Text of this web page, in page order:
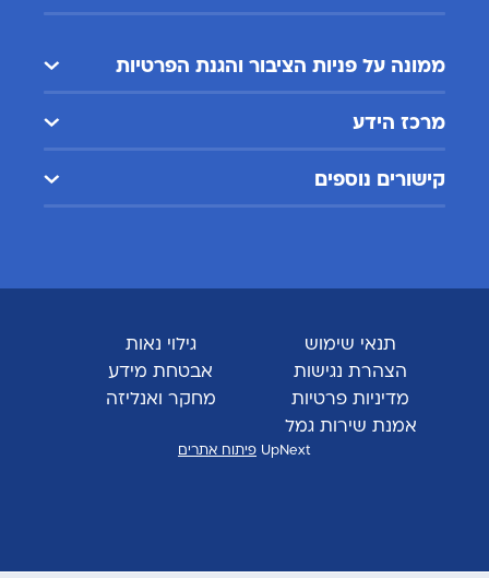
ממונה על פניות הציבור והגנת הפרטיות
מרכז הידע
קישורים נוספים
תנאי שימוש
גילוי נאות
הצהרת נגישות
אבטחת מידע
מדיניות פרטיות
מחקר ואנליזה
אמנת שירות גמל
UpNext פיתוח אתרים